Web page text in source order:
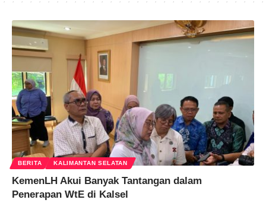
BERITA KALIMANTAN SELATAN
KemenLH Akui Banyak Tantangan dalam
Penerapan WtE di Kalsel